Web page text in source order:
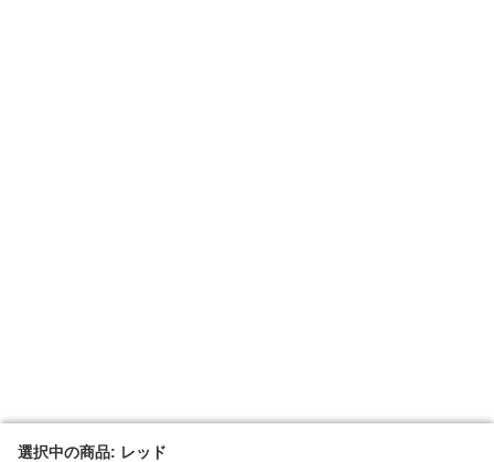
選択中の商品: レッド
選択中の商品: レッド